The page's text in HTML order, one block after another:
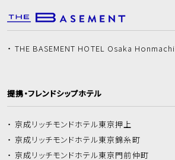
THE BASEMENT HOTEL Osaka Honmachi
提携・フレンドシップホテル
京成リッチモンドホテル東京押上
京成リッチモンドホテル東京錦糸町
京成リッチモンドホテル東京門前仲町